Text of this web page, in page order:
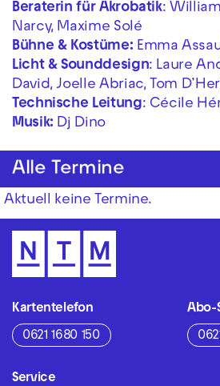
Beraterin für Akrobatik:
Narcy, Maxime Solé
Bühne & Kostüme: Emma
Licht & Sounddesign: Laure
David, Joelle Abriac, Tom
Technische Leitung: Cécile
Musik: Dj Dino
Alle Termine
Aktuell keine Termine.
Kartentelefon
0621 1680 150
Abo-
Service